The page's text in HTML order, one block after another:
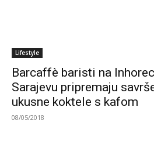
Lifestyle
Barcaffè baristi na
Sarajevu pripremaju
ukusne koktele s kafom
08/05/2018